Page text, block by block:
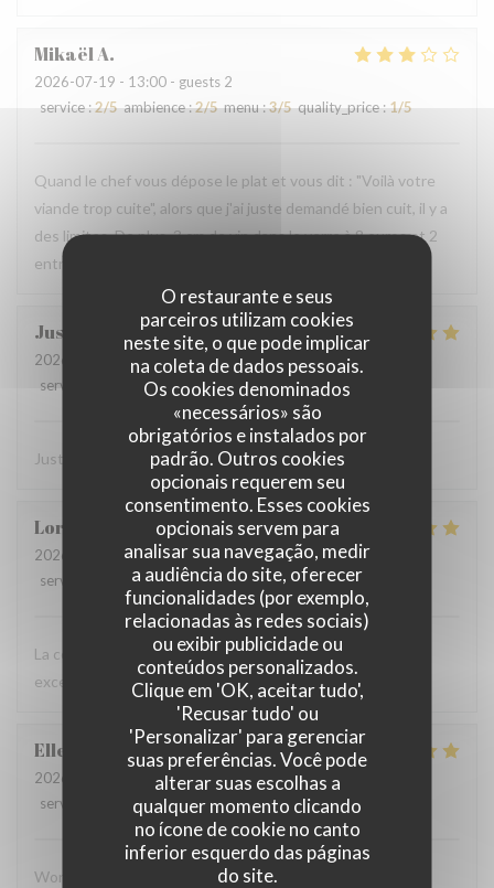
O restaurante e seus
parceiros utilizam cookies
neste site, o que pode implicar
na coleta de dados pessoais.
Os cookies denominados
«necessários» são
obrigatórios e instalados por
padrão. Outros cookies
opcionais requerem seu
consentimento. Esses cookies
opcionais servem para
analisar sua navegação, medir
a audiência do site, oferecer
funcionalidades (por exemplo,
relacionadas às redes sociais)
ou exibir publicidade ou
conteúdos personalizados.
Clique em 'OK, aceitar tudo',
'Recusar tudo' ou
'Personalizar' para gerenciar
suas preferências. Você pode
alterar suas escolhas a
qualquer momento clicando
no ícone de cookie no canto
inferior esquerdo das páginas
do site.
MikaëlA
2026-07-19 - 13:00 - guests 2
service:2/5 ambience:2/5 menu:3/5 quality_price:1/5
Quand le chef vous dépose le plat et vous dit : "Voilà votre
viande trop cuite", alors que j'ai juste demandé bien cuit, il y a
des limites. De plus, 3 cm de vin dans le verre à 8 euros et 2
entrées, 2 plats à 100 euros, je ne reviendrai plus.
Justine
2026-07-08
- 20:30 - guests 2
service
ambience: 5/5 menu: 5/5 quality_price
Juste parfait ! Service & plat délicieux
Lorena
2026-07-07
- 19:30 - guests 4
service
ambience: 5/5 menu: 5/5 quality_price
La comida estaba muy buena, el vino rico y una atención
excelente. Lo recomiendo 100%.
Ellen
2026-06-28
- 13:00 - guests 4
service
ambience:5/5 menu:5/5 quality_price
Wonderful meal, excellent service, and a beautiful